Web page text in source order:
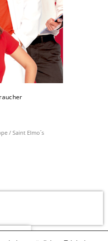
/ Saint Elmo´s